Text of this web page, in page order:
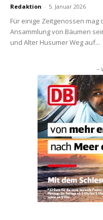
Redaktion - 5. Januar 2026
Für einige Zeitgenossen
Ansammlung von Bäumen
und Alter Husumer Weg auf...
–